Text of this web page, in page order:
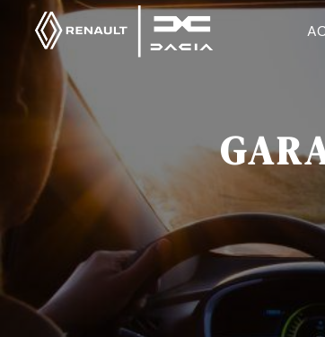
Panneau de gestion des cookies